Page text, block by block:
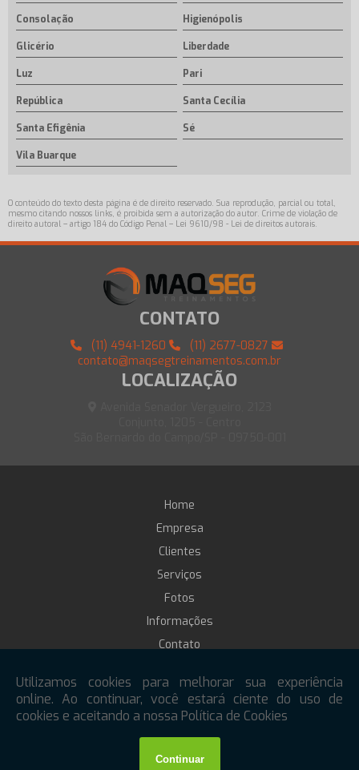
Consolação Higienópolis
Glicério Liberdade
Luz Pari
República Santa Cecília
Santa Efigênia Sé
Vila Buarque
O conteúdo do texto desta página é de direito reservado. Sua reprodução, parcial ou total,
mesmo citando nossos links, é proibida sem a autorização do autor. Crime de violação de
direito autoral – artigo 184 do Código Penal – Lei 9610/98 - Lei de direitos autorais.
CONTATO
(11) 4941-1260
(11) 2677-0827
contato@maqsegtreinamentos.com.br
LOCALIZAÇÃO
Home
Empresa
Clientes
Serviços
Fotos
Informações
Contato
Mapa do site